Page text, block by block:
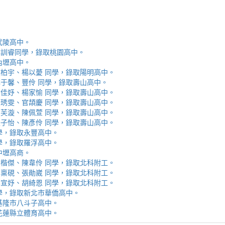
高中。
睿同學，錄取桃園高中。
高中。
宇、楊以薆 同學，錄取陽明高中。
馨、豐伶 同學，錄取壽山高中。
妤、楊家愉 同學，錄取壽山高中。
雯、官頡慶 同學，錄取壽山高中。
漩、陳佩萱 同學，錄取壽山高中。
怡、陳彥伶 同學，錄取壽山高中。
錄取永豐高中。
錄取羅浮高中。
高商。
傑、陳韋伶 同學，錄取北科附工。
硯、張勛崴 同學，錄取北科附工。
妤、胡綺恩 同學，錄取北科附工。
錄取新北市華僑高中。
市八斗子高中。
縣立體育高中。